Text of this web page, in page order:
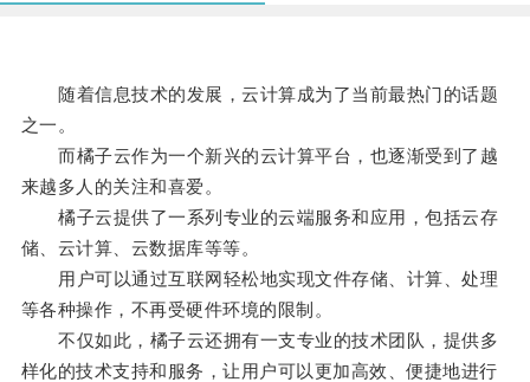
随着信息技术的发展，云计算成为了当前最热门的话题
之一。
而橘子云作为一个新兴的云计算平台，也逐渐受到了越
来越多人的关注和喜爱。
橘子云提供了一系列专业的云端服务和应用，包括云存
储、云计算、云数据库等等。
用户可以通过互联网轻松地实现文件存储、计算、处理
等各种操作，不再受硬件环境的限制。
不仅如此，橘子云还拥有一支专业的技术团队，提供多
样化的技术支持和服务，让用户可以更加高效、便捷地进行